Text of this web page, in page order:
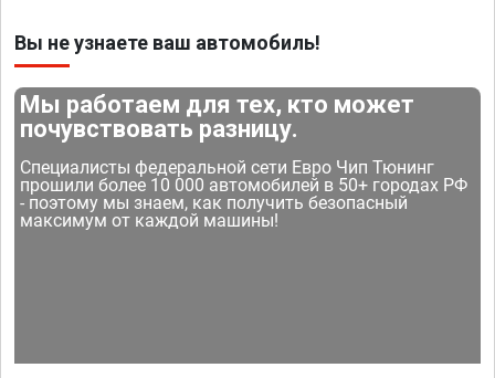
Вы не узнаете ваш автомобиль!
Мы работаем для тех, кто может
почувствовать разницу.
Специалисты федеральной сети Евро Чип Тюнинг
прошили более 10 000 автомобилей в 50+ городах РФ
- поэтому мы знаем, как получить безопасный
максимум от каждой машины!